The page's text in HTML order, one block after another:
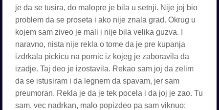
je da se tusira, do malopre je bila u setnji. Nije joj bio
problem da se proseta i ako nije znala grad. Okrug u
kojem sam ziveo je mali i nije bila velika guzva. I
naravno, nista nije rekla o tome da je pre kupanja
izdrkala pickicu na pornic iz kojeg je zaboravila da
izadje. Taj deo je izostavila. Rekao sam joj da zelim
da se istusiram i da legnem da spavam, jer sam
preumoran. Rekla je da je tek pocela i da joj je zao. Tu
sam, vec nadrkan, malo popizdeo pa sam viknuo: